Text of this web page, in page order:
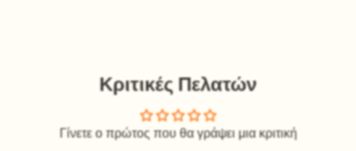
Κριτικές Πελατών
Γίνετε ο πρώτος που θα γράψει μια κριτική